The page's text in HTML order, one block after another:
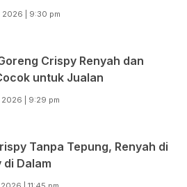
2026 | 9:30 pm
Crispy Renyah dan
untuk Jualan
| 9:29 pm
Tanpa Tepung, Renyah di
Dalam